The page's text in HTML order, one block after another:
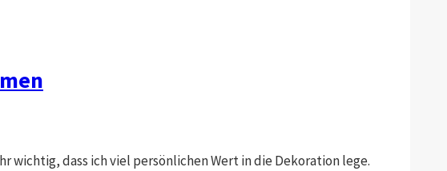
wichtig, dass ich viel persönlichen Wert in die Dekoration lege.